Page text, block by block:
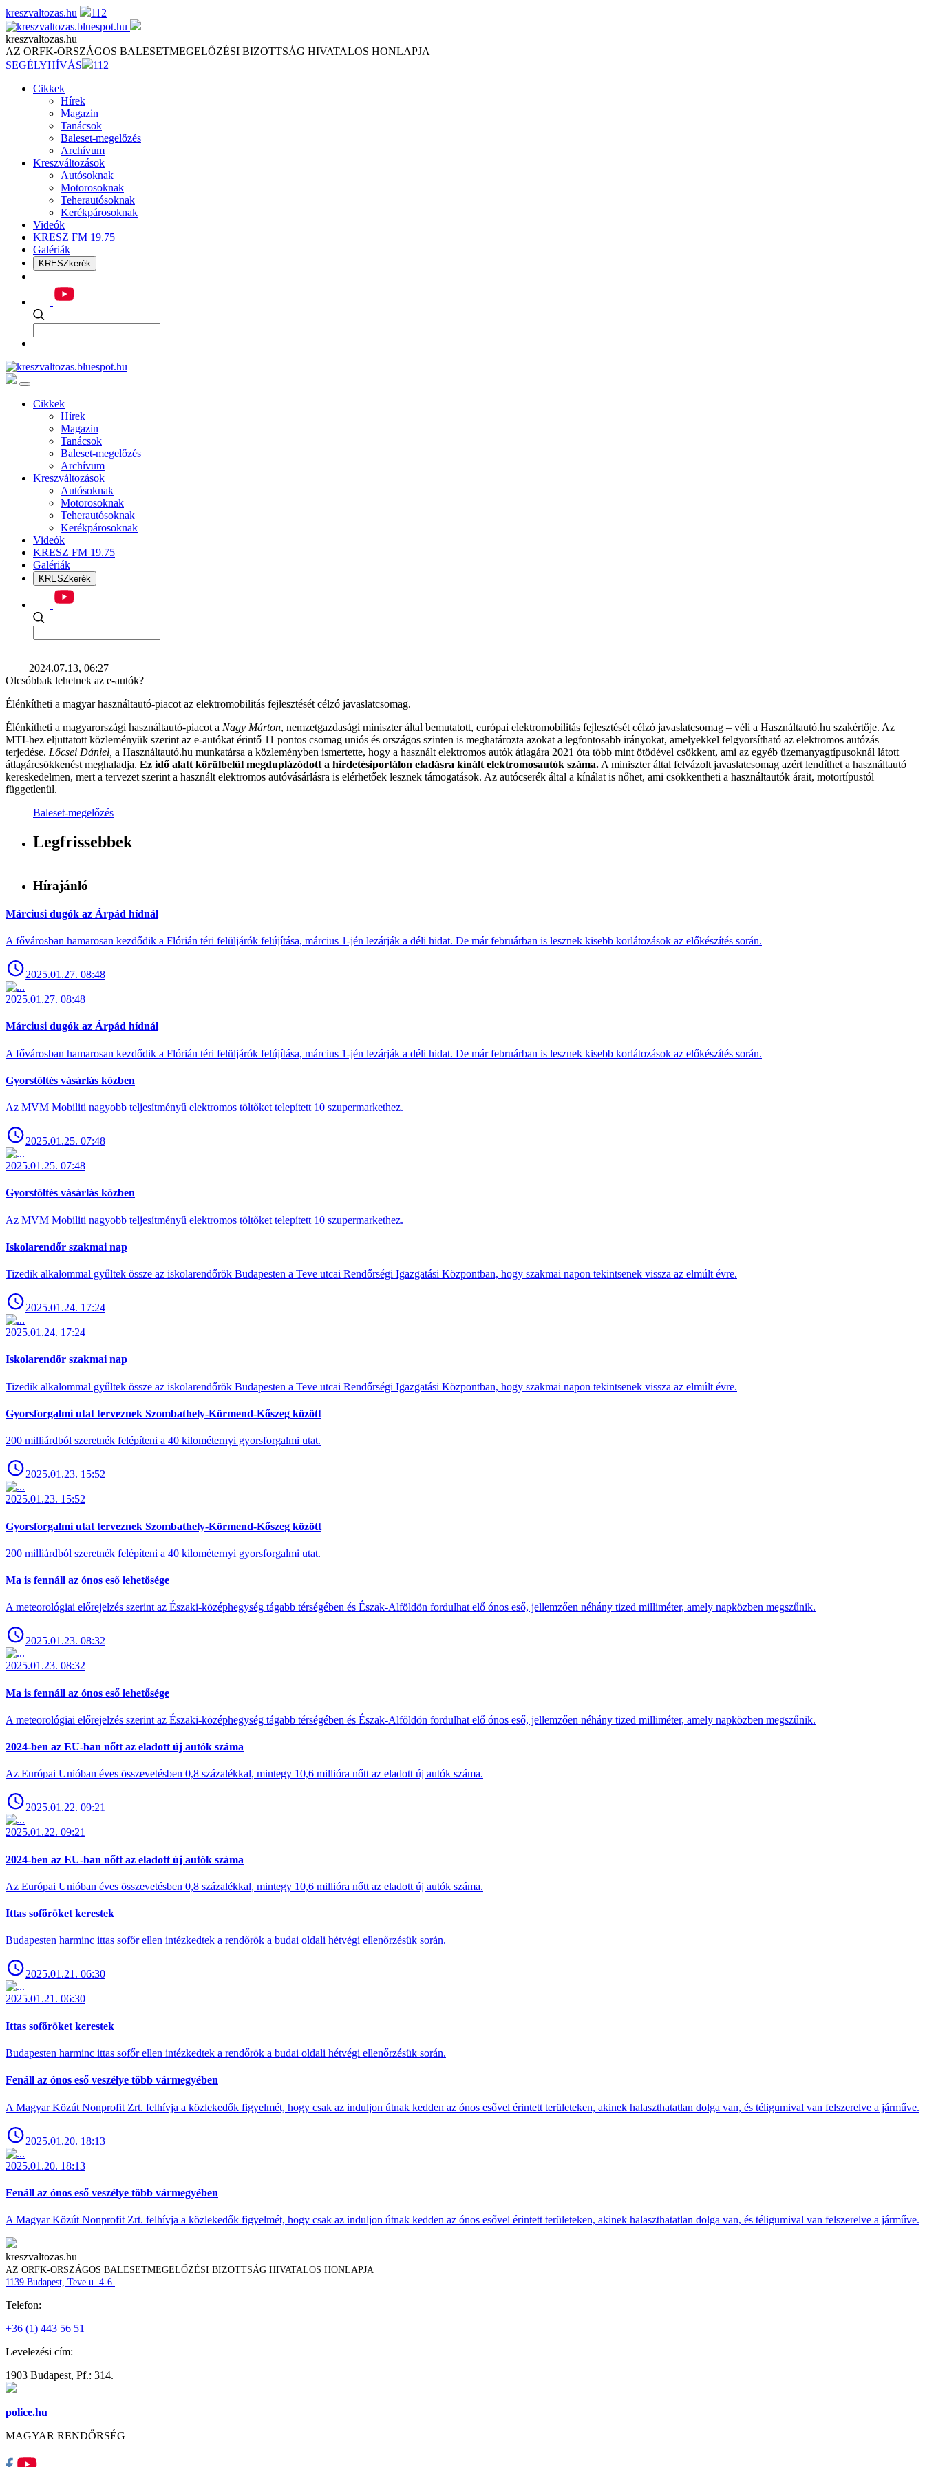
Skip
to
content
kreszvaltozas.hu 112
kreszvaltozas.hu
AZ ORFK-ORSZÁGOS BALESETMEGELŐZÉSI BIZOTTSÁG HIVATALOS HONLAPJA
SEGÉLYHÍVÁS
112
Cikkek
Hírek
Magazin
Tanácsok
Baleset-megelőzés
Archívum
Kreszváltozások
Autósoknak
Motorosoknak
Teherautósoknak
Kerékpárosoknak
Videók
KRESZ FM 19.75
Galériák
KRESZkerék
Cikkek
Hírek
Magazin
Tanácsok
Baleset-megelőzés
Archívum
Kreszváltozások
Autósoknak
Motorosoknak
Teherautósoknak
Kerékpárosoknak
Videók
KRESZ FM 19.75
Galériák
KRESZkerék
2024.07.13, 06:27
Olcsóbbak lehetnek az e-autók?
Élénkítheti a magyar használtautó-piacot az elektromobilitás fejlesztését célzó javaslatcsomag.
Élénkítheti a magyarországi használtautó-piacot a Nagy Márton, nemzetgazdasági miniszter által bemutatott, európai elektromobilitás fejlesztését célzó javaslatcsomag – véli a Használtautó.hu szakértője. Az
MTI-hez eljuttatott közleményük szerint az e-autókat érintő 11 pontos csomag uniós és országos szinten is meghatározta azokat a legfontosabb irányokat, amelyekkel felgyorsítható az elektromos autózás
terjedése. Lőcsei Dániel, a Használtautó.hu munkatársa a közleményben ismertette, hogy a használt elektromos autók átlagára 2021 óta több mint ötödével csökkent, ami az egyéb üzemanyagtípusoknál látott
átlagárcsökkenést meghaladja. Ez idő alatt körülbelül megduplázódott a hirdetésiportálon eladásra kínált elektromosautók száma. A miniszter által felvázolt javaslatcsomag azért lendíthet a használtautó
kereskedelmen, mert a tervezet szerint a használt elektromos autóvásárlásra is elérhetőek lesznek támogatások. Az autócserék által a kínálat is nőhet, ami csökkentheti a használtautók árait, motortípustól
függetlenül.
Baleset-megelőzés
Legfrissebbek
Hírajánló
Márciusi dugók az Árpád hídnál
A fővárosban hamarosan kezdődik a Flórián téri felüljárók felújítása, március 1-jén lezárják a déli hidat. De már februárban is lesznek kisebb korlátozások az előkészítés során.
2025.01.27. 08:48
2025.01.27. 08:48
Márciusi dugók az Árpád hídnál
A fővárosban hamarosan kezdődik a Flórián téri felüljárók felújítása, március 1-jén lezárják a déli hidat. De már februárban is lesznek kisebb korlátozások az előkészítés során.
Gyorstöltés vásárlás közben
Az MVM Mobiliti nagyobb teljesítményű elektromos töltőket telepített 10 szupermarkethez.
2025.01.25. 07:48
2025.01.25. 07:48
Gyorstöltés vásárlás közben
Az MVM Mobiliti nagyobb teljesítményű elektromos töltőket telepített 10 szupermarkethez.
Iskolarendőr szakmai nap
Tizedik alkalommal gyűltek össze az iskolarendőrök Budapesten a Teve utcai Rendőrségi Igazgatási Központban, hogy szakmai napon tekintsenek vissza az elmúlt évre.
2025.01.24. 17:24
2025.01.24. 17:24
Iskolarendőr szakmai nap
Tizedik alkalommal gyűltek össze az iskolarendőrök Budapesten a Teve utcai Rendőrségi Igazgatási Központban, hogy szakmai napon tekintsenek vissza az elmúlt évre.
Gyorsforgalmi utat terveznek Szombathely-Körmend-Kőszeg között
200 milliárdból szeretnék felépíteni a 40 kilométernyi gyorsforgalmi utat.
2025.01.23. 15:52
2025.01.23. 15:52
Gyorsforgalmi utat terveznek Szombathely-Körmend-Kőszeg között
200 milliárdból szeretnék felépíteni a 40 kilométernyi gyorsforgalmi utat.
Ma is fennáll az ónos eső lehetősége
A meteorológiai előrejelzés szerint az Északi-középhegység tágabb térségében és Észak-Alföldön fordulhat elő ónos eső, jellemzően néhány tized milliméter, amely napközben megszűnik.
2025.01.23. 08:32
2025.01.23. 08:32
Ma is fennáll az ónos eső lehetősége
A meteorológiai előrejelzés szerint az Északi-középhegység tágabb térségében és Észak-Alföldön fordulhat elő ónos eső, jellemzően néhány tized milliméter, amely napközben megszűnik.
2024-ben az EU-ban nőtt az eladott új autók száma
Az Európai Unióban éves összevetésben 0,8 százalékkal, mintegy 10,6 millióra nőtt az eladott új autók száma.
2025.01.22. 09:21
2025.01.22. 09:21
2024-ben az EU-ban nőtt az eladott új autók száma
Az Európai Unióban éves összevetésben 0,8 százalékkal, mintegy 10,6 millióra nőtt az eladott új autók száma.
Ittas sofőröket kerestek
Budapesten harminc ittas sofőr ellen intézkedtek a rendőrök a budai oldali hétvégi ellenőrzésük során.
2025.01.21. 06:30
2025.01.21. 06:30
Ittas sofőröket kerestek
Budapesten harminc ittas sofőr ellen intézkedtek a rendőrök a budai oldali hétvégi ellenőrzésük során.
Fenáll az ónos eső veszélye több vármegyében
A Magyar Közút Nonprofit Zrt. felhívja a közlekedők figyelmét, hogy csak az induljon útnak kedden az ónos esővel érintett területeken, akinek halaszthatatlan dolga van, és téligumival van felszerelve a járműve.
2025.01.20. 18:13
2025.01.20. 18:13
Fenáll az ónos eső veszélye több vármegyében
A Magyar Közút Nonprofit Zrt. felhívja a közlekedők figyelmét, hogy csak az induljon útnak kedden az ónos esővel érintett területeken, akinek halaszthatatlan dolga van, és téligumival van felszerelve a járműve.
kreszvaltozas.hu
AZ ORFK-ORSZÁGOS BALESETMEGELŐZÉSI BIZOTTSÁG HIVATALOS HONLAPJA
1139 Budapest, Teve u. 4-6.
Telefon:
+36 (1) 443 56 51
Levelezési cím:
1903 Budapest, Pf.: 314.
police.hu
MAGYAR RENDŐRSÉG